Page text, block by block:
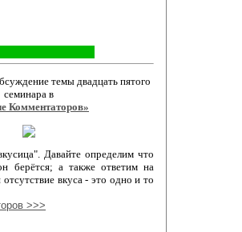
темы двадцать пятого
семинара в
Комментаторов»
Давайте определим что
берётся; а также ответим на
вкуса - это одно и то
>>>